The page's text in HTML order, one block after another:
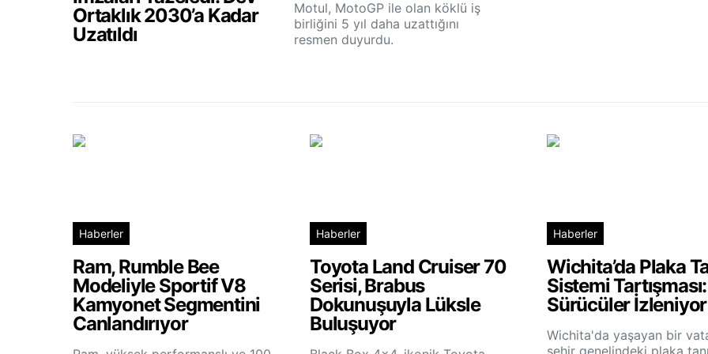
Ortaklık 2030’a Kadar
Uzatıldı
Motul, MotoGP ile olan köklü iş
birliğini 5 yıl daha uzattığını
resmen duyurdu.
Haberler
Ram, Rumble Bee
Modeliyle Sportif V8
Kamyonet Segmentini
Canlandırıyor
Haberler
Toyota Land Cruiser 70
Serisi, Brabus
Dokunuşuyla Lüksle
Buluşuyor
Haberler
Wichita’da Plaka
Sistemi Tartışması:
Sürücüler
Wichita'da yaşayan bir
şehir genelindeki plaka